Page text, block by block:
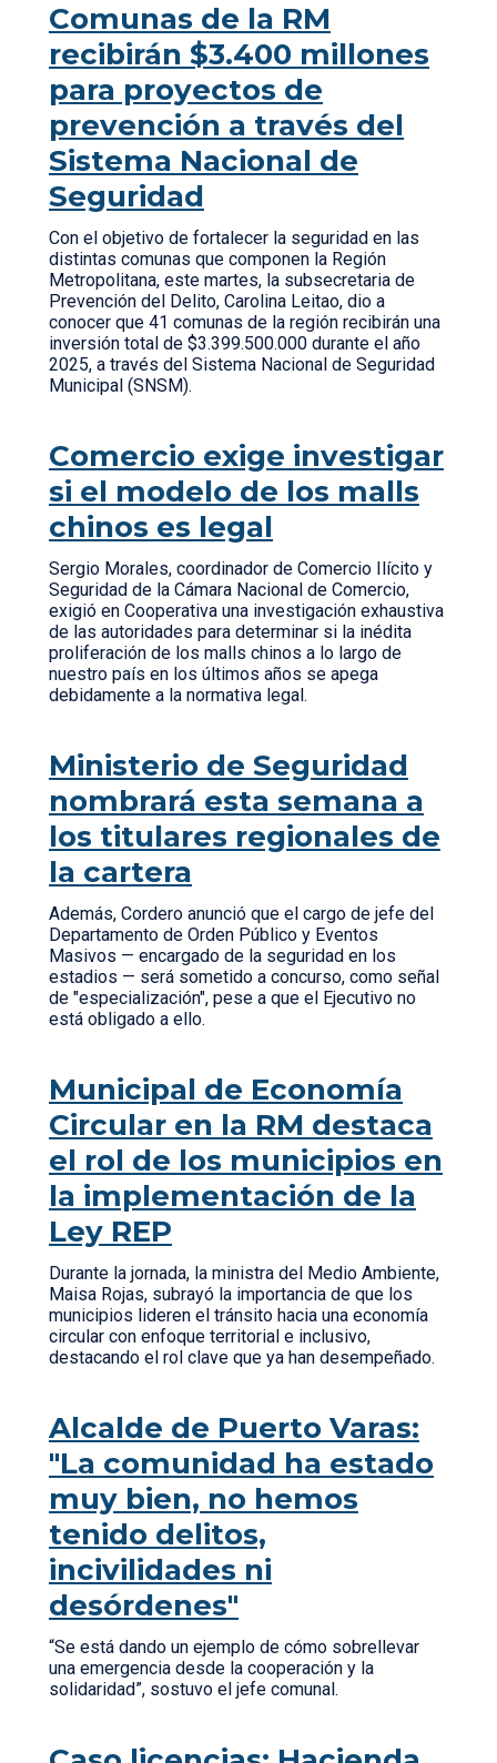
Comunas de la RM
recibirán $3.400 millones
para proyectos de
prevención a través del
Sistema Nacional de
Seguridad
Con el objetivo de fortalecer la seguridad en las
distintas comunas que componen la Región
Metropolitana, este martes, la subsecretaria de
Prevención del Delito, Carolina Leitao, dio a
conocer que 41 comunas de la región recibirán una
inversión total de $3.399.500.000 durante el año
2025, a través del Sistema Nacional de Seguridad
Municipal (SNSM).
Comercio exige investigar
si el modelo de los malls
chinos es legal
Sergio Morales, coordinador de Comercio Ilícito y
Seguridad de la Cámara Nacional de Comercio,
exigió en Cooperativa una investigación exhaustiva
de las autoridades para determinar si la inédita
proliferación de los malls chinos a lo largo de
nuestro país en los últimos años se apega
debidamente a la normativa legal.
Ministerio de Seguridad
nombrará esta semana a
los titulares regionales de
la cartera
Además, Cordero anunció que el cargo de jefe del
Departamento de Orden Público y Eventos
Masivos — encargado de la seguridad en los
estadios — será sometido a concurso, como señal
de "especialización", pese a que el Ejecutivo no
está obligado a ello.
Municipal de Economía
Circular en la RM destaca
el rol de los municipios en
la implementación de la
Ley REP
Durante la jornada, la ministra del Medio Ambiente,
Maisa Rojas, subrayó la importancia de que los
municipios lideren el tránsito hacia una economía
circular con enfoque territorial e inclusivo,
destacando el rol clave que ya han desempeñado.
Alcalde de Puerto Varas:
"La comunidad ha estado
muy bien, no hemos
tenido delitos,
incivilidades ni
desórdenes"
“Se está dando un ejemplo de cómo sobrellevar
una emergencia desde la cooperación y la
solidaridad”, sostuvo el jefe comunal.